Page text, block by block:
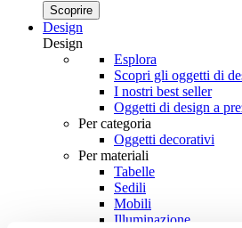
Scoprire
Design
Design
Esplora
Scopri gli oggetti di
I nostri best seller
Oggetti di design a
Per categoria
Oggetti decorativi
Per materiali
Tabelle
Sedili
Mobili
Illuminazione